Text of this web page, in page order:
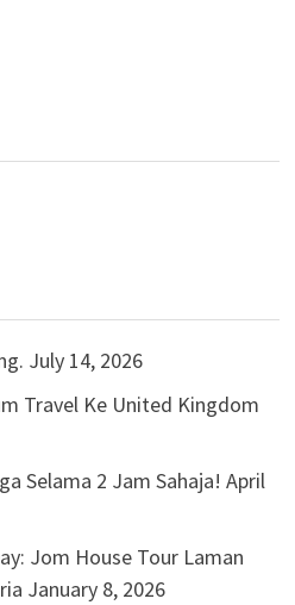
July 14, 2026
Travel Ke United Kingdom
Selama 2 Jam Sahaja! April
Jom House Tour Laman
January 8, 2026